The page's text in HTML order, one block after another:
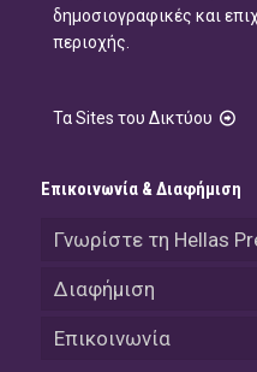
δημοσιογραφικές και
περιοχής.
Τα Sites του Δικτύου
Επικοινωνία & Διαφήμιση
Γνωρίστε τη Hellas
Διαφήμιση
Επικοινωνία